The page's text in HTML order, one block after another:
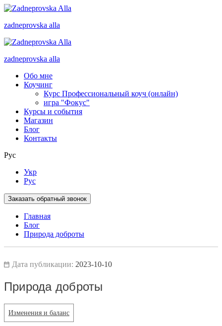
zadneprovska alla
zadneprovska alla
Обо мне
Коучинг
Курс Профессиональный коуч (онлайн)
игра "Фокус"
Курсы и события
Магазин
Блог
Контакты
Рус
Укр
Рус
Заказать обратный звонок
Главная
Блог
Природа доброты
Дата публикации: 2023-10-10
Природа доброты
Изменения и баланс